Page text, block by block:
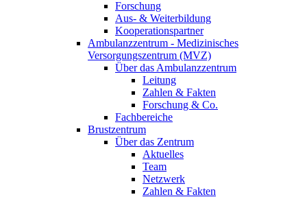
Forschung
Aus- & Weiterbildung
Kooperationspartner
Ambulanzzentrum - Medizinisches
Versorgungszentrum (MVZ)
Über das Ambulanzzentrum
Leitung
Zahlen & Fakten
Forschung & Co.
Fachbereiche
Brustzentrum
Über das Zentrum
Aktuelles
Team
Netzwerk
Zahlen & Fakten